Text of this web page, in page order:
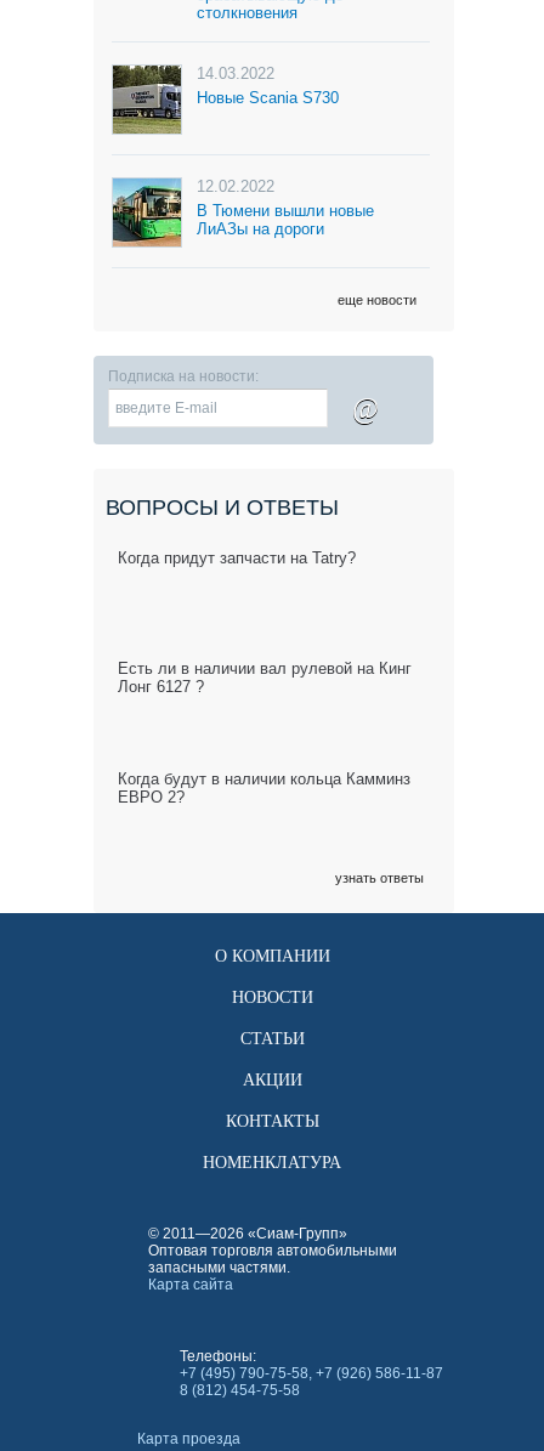
столкновения
14.03.2022
Новые Scania S730
12.02.2022
В Тюмени вышли новые
ЛиАЗы на дороги
еще новости
Подписка на новости:
@
ВОПРОСЫ И ОТВЕТЫ
Когда придут запчасти на Tatry?
Есть ли в наличии вал рулевой на Кинг
Лонг 6127 ?
Когда будут в наличии кольца Камминз
ЕВРО 2?
узнать ответы
О КОМПАНИИ
НОВОСТИ
СТАТЬИ
АКЦИИ
КОНТАКТЫ
НОМЕНКЛАТУРА
© 2011—2026 «Сиам-Групп»
Оптовая торговля автомобильными
запасными частями.
Карта сайта
Телефоны:
+7 (495) 790-75-58, +7 (926) 586-11-87
8 (812) 454-75-58
Карта проезда